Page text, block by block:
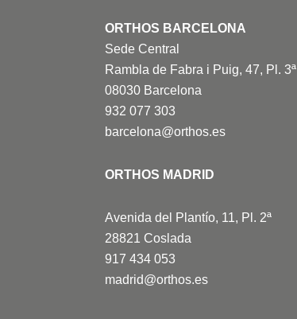
ORTHOS BARCELONA
Sede Central
Rambla de Fabra i Puig, 47, Pl. 3ª
08030 Barcelona
932 077 303
barcelona@orthos.es
ORTHOS MADRID
Avenida del Plantío, 11, Pl. 2ª
28821 Coslada
917 434 053
madrid@orthos.es